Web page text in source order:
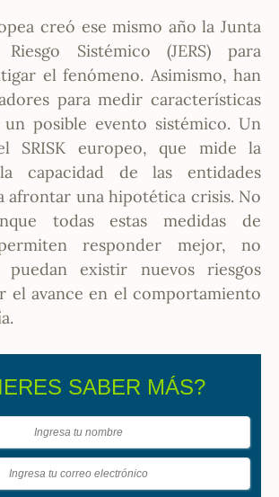
creó ese mismo año la Junta
Sistémico (JERS) para
el fenómeno. Asimismo, han
para medir características
posible evento sistémico. Un
SRISK europeo, que mide la
capacidad de las entidades
afrontar una hipotética crisis. No
todas estas medidas de
responder mejor, no
existir nuevos riesgos
el avance en el comportamiento
SABER MÁS?